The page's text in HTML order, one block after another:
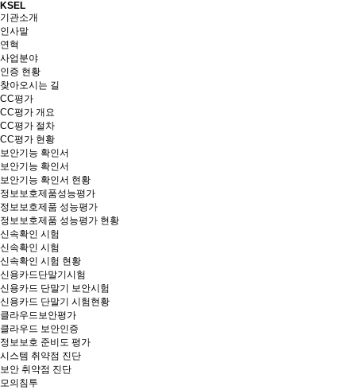
KSEL
기관소개
인사말
연혁
사업분야
인증 현황
찾아오시는 길
CC평가
CC평가 개요
CC평가 절차
CC평가 현황
보안기능 확인서
보안기능 확인서
보안기능 확인서 현황
정보보호제품성능평가
정보보호제품 성능평가
정보보호제품 성능평가 현황
신속확인 시험
신속확인 시험
신속확인 시험 현황
신용카드단말기시험
신용카드 단말기 보안시험
신용카드 단말기 시험현황
클라우드보안평가
클라우드 보안인증
정보보호 준비도 평가
시스템 취약점 진단
보안 취약점 진단
모의침투